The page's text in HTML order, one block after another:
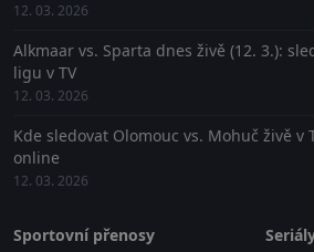
12. 03. 2026
Alkmaar vs. Sparta dnes živě (12. 3.):
ligu v TV
12. 03. 2026
Kde sledovat Olomouc vs. Mohuč živě v
online
12. 03. 2026
Sportovní přenosy